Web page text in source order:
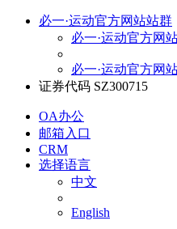
必一·运动官方网站站群
必一·运动官方网
必一·运动官方网
证券代码 SZ300715
OA办公
邮箱入口
CRM
选择语言
中文
English